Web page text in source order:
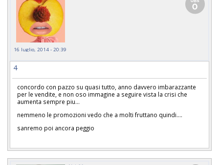
16 luglio, 2014 - 20:39
4
concordo con pazzo su quasi tutto, anno davvero imbarazzante
per le vendite, e non oso immagine a seguire vista la crisi che
aumenta sempre piu...
nemmeno le promozioni vedo che a molti fruttano quindi....
sanremo poi ancora peggio